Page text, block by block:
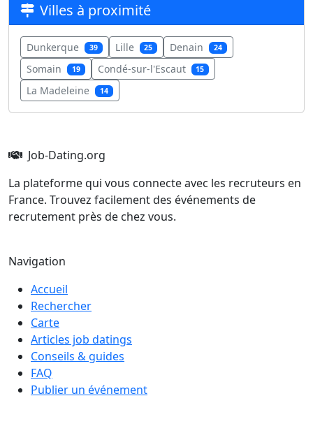
Villes à proximité
Dunkerque 39 Lille 25 Denain 24
Somain 19 Condé-sur-l'Escaut 15
La Madeleine 14
Job-Dating.org
La plateforme qui vous connecte avec les recruteurs en
France. Trouvez facilement des événements de
recrutement près de chez vous.
Navigation
Accueil
Rechercher
Carte
Articles job datings
Conseils & guides
FAQ
Publier un événement